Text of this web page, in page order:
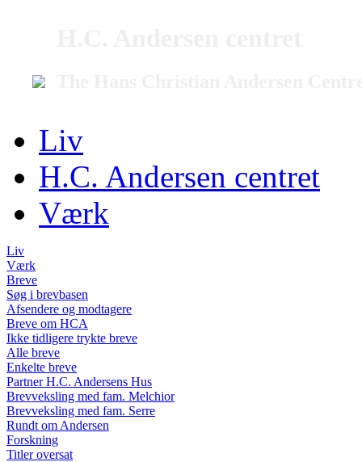
Liv
H.C. Andersen centret
Værk
Liv
Værk
Breve
Søg i brevbasen
Afsendere og modtagere
Breve om HCA
Ikke tidligere trykte breve
Alle breve
Enkelte breve
Partner H.C. Andersens Hus
Brevveksling med fam. Melchior
Brevveksling med fam. Serre
Rundt om Andersen
Forskning
Titler oversat